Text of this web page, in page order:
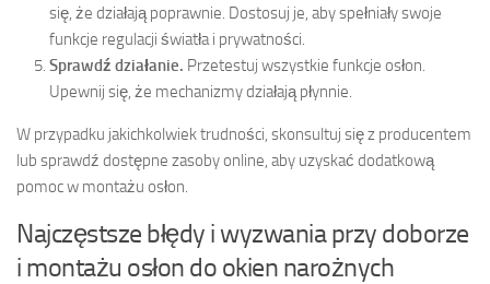
się, że działają poprawnie. Dostosuj je, aby spełniały swoje
funkcje regulacji światła i prywatności.
Sprawdź działanie. Przetestuj wszystkie funkcje osłon.
Upewnij się, że mechanizmy działają płynnie.
W przypadku jakichkolwiek trudności, skonsultuj się z producentem
lub sprawdź dostępne zasoby online, aby uzyskać dodatkową
pomoc w montażu osłon.
Najczęstsze błędy i wyzwania przy doborze
i montażu osłon do okien narożnych